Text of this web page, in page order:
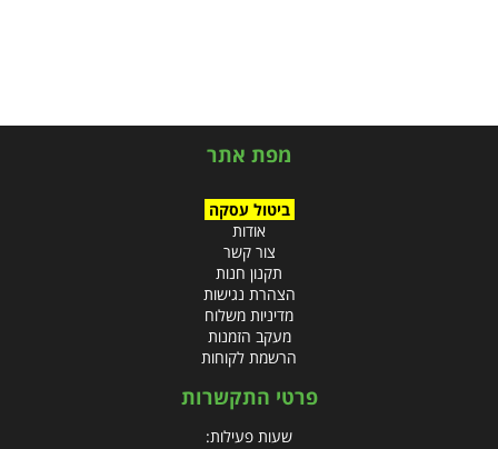
מפת אתר
ביטול עסקה
אודות
צור קשר
תקנון חנות
הצהרת נגישות
מדיניות משלוח
מעקב הזמנות
הרשמת לקוחות
פרטי התקשרות
שעות פעילות: